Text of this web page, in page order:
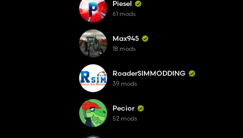
Piesel
61 mods
Max945
18 mods
RoaderSIMMODDING
39 mods
Pecior
52 mods